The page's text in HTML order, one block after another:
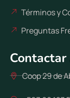
Términos y
Preguntas
Coop 29 de